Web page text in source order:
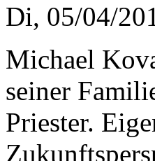
Di, 05/04/
Michael
seiner
Priester.